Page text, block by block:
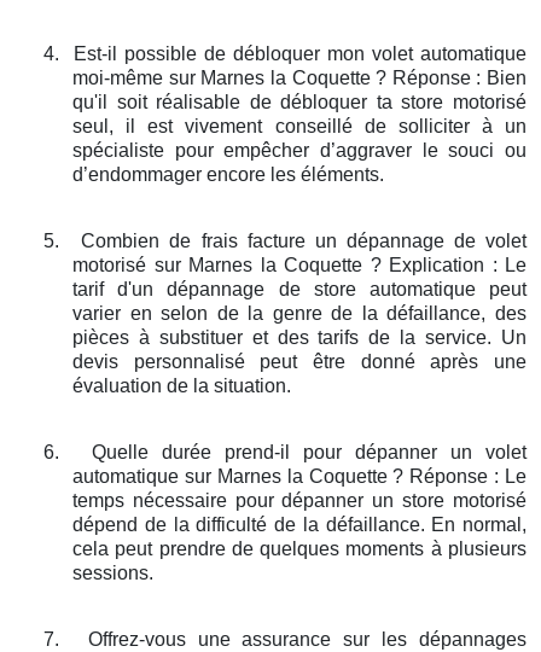
4.
Est-il possible de débloquer mon volet automatique
moi-même sur Marnes la Coquette ? Réponse : Bien
qu'il soit réalisable de débloquer ta store motorisé
seul, il est vivement conseillé de solliciter à un
spécialiste pour empêcher d’aggraver le souci ou
d’endommager encore les éléments.
5.
Combien de frais facture un dépannage de volet
motorisé sur Marnes la Coquette ? Explication : Le
tarif d'un dépannage de store automatique peut
varier en selon de la genre de la défaillance, des
pièces à substituer et des tarifs de la service. Un
devis personnalisé peut être donné après une
évaluation de la situation.
6.
Quelle durée prend-il pour dépanner un volet
automatique sur Marnes la Coquette ? Réponse : Le
temps nécessaire pour dépanner un store motorisé
dépend de la difficulté de la défaillance. En normal,
cela peut prendre de quelques moments à plusieurs
sessions.
7.
Offrez-vous une assurance sur les dépannages